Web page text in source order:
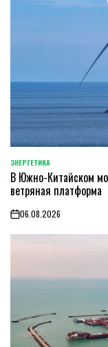
POSTED
IN
ЭНЕРГЕТИКА
В Южно-Китайском
ветряная платформа
on06.08.2026